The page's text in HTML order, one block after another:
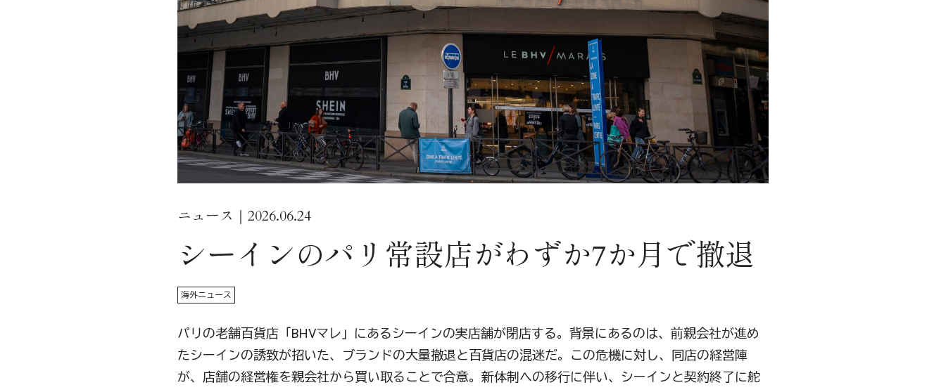
ニュース｜2026.06.24
シーインのパリ常設店がわずか7か月で撤退
海外ニュース
パリの老舗百貨店「BHVマレ」にあるシーインの実店舗が閉店する。背景にあるのは、前親会社が進め
たシーインの誘致が招いた、ブランドの大量撤退と百貨店の混迷だ。この危機に対し、同店の経営陣
が、店舗の経営権を親会社から買い取ることで合意。新体制への移行に伴い、シーインと契約終了に舵